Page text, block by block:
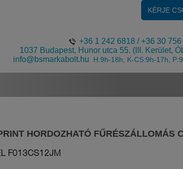
KÉRJE
+36 1 242 6818 /+36 30
1037 Budapest, Hunor utca 55. (III. Kerület,
info@bsmarkabolt.hu
H:9h-18h, K-CS:9h-17h,
HORDOZHATÓ FŰRÉSZÁLLOMÁS
F013CS12JM